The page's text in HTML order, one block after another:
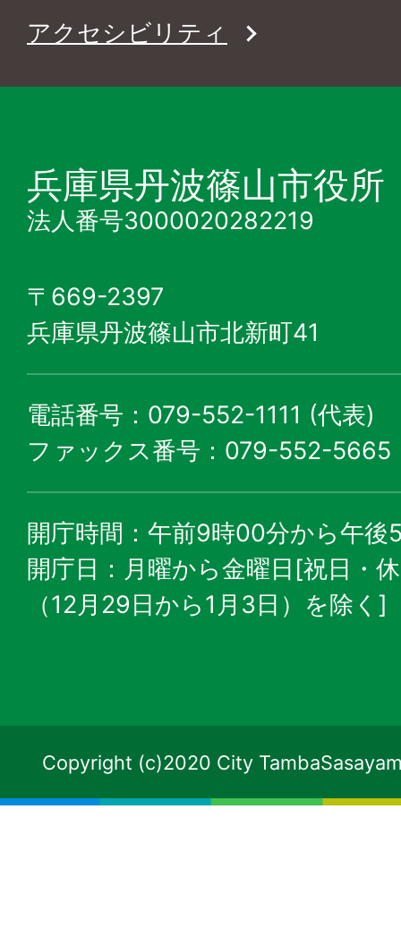
アクセシビリティ
兵庫県丹波篠山市役所
法人番号3000020282219
〒669-2397
兵庫県丹波篠山市北新町41
電話番号：079-552-1111 (代表)
ファックス番号：079-552-5665
開庁時間：午前9時00分から午後
開庁日：月曜から金曜日[祝日・
（12月29日から1月3日）を除く]
Copyright (c)2020 City